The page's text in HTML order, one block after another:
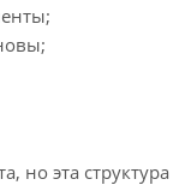
но эта структура